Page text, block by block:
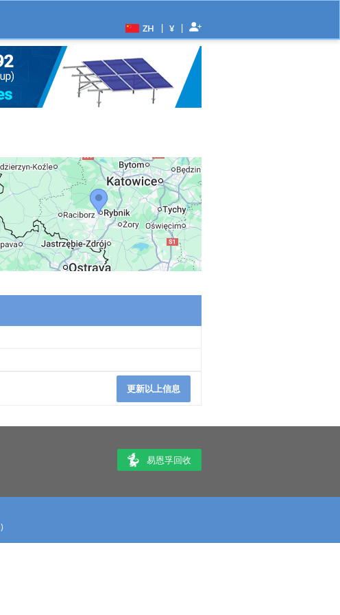
ZH | ¥ |
更新以上信息
易恩孚回收
)